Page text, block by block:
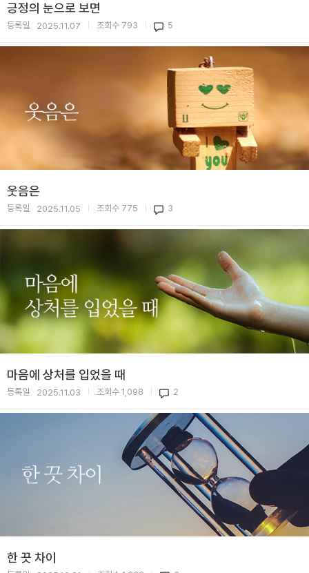
긍정의 눈으로 보면
등록일 2025.11.07 조회수 793 5
웃음은
등록일 2025.11.05 조회수 775 3
마음에 상처를 입었을 때
등록일 2025.11.03 조회수 1,098 2
한 끗 차이